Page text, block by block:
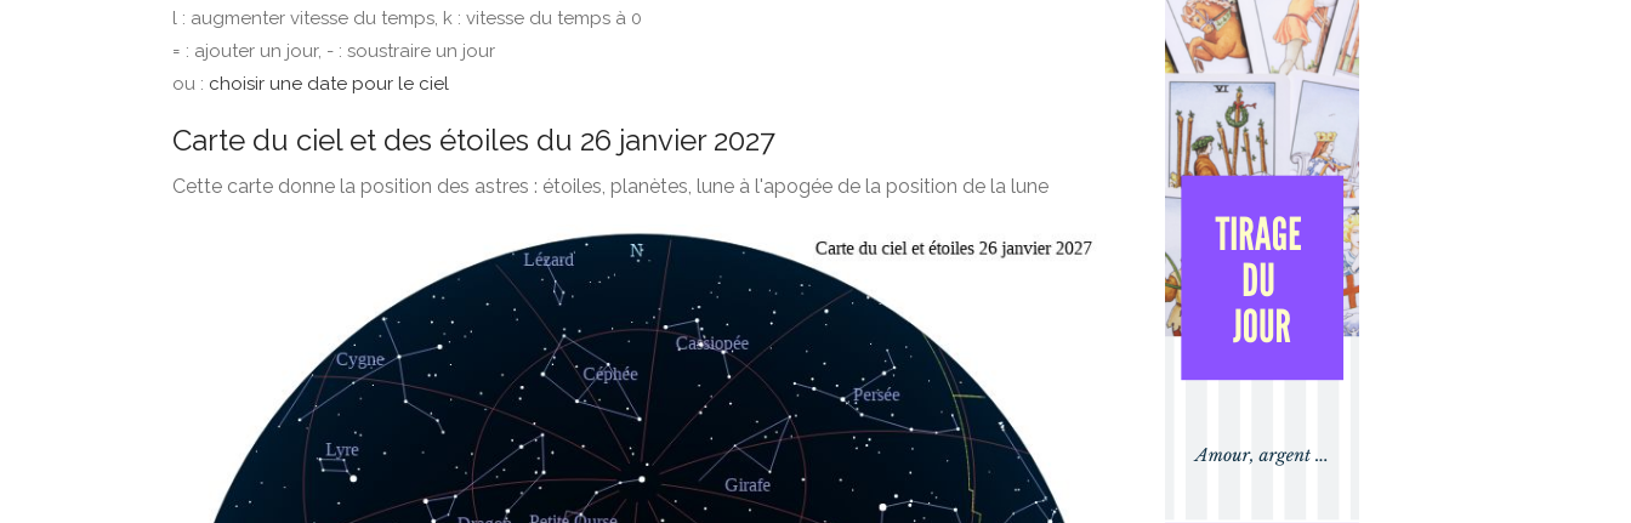
l : augmenter vitesse du temps, k : vitesse du temps à 0
= : ajouter un jour, - : soustraire un jour
ou : choisir une date pour le ciel
Carte du ciel et des étoiles du 26 janvier 2027
Cette carte donne la position des astres : étoiles, planètes, lune à l'apogée de la position de la lune